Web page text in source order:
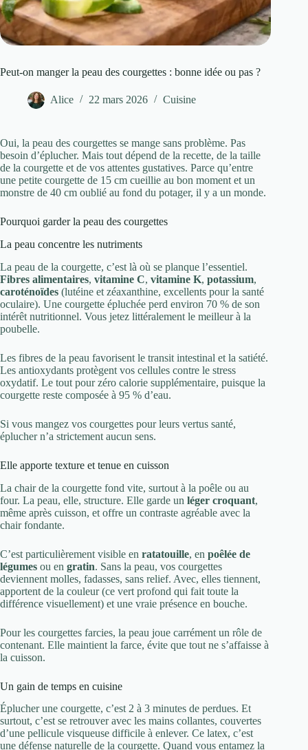
Peut-on manger la peau des courgettes : bonne idée ou pas ?
Alice 22 mars 2026 Cuisine
Oui, la peau des courgettes se mange sans problème. Pas
besoin d’éplucher. Mais tout dépend de la recette, de la taille
de la courgette et de vos attentes gustatives. Parce qu’entre
une petite courgette de 15 cm cueillie au bon moment et un
monstre de 40 cm oublié au fond du potager, il y a un monde.
Pourquoi garder la peau des courgettes
La peau concentre les nutriments
La peau de la courgette, c’est là où se planque l’essentiel.
Fibres alimentaires, vitamine C, vitamine K, potassium,
caroténoïdes (lutéine et zéaxanthine, excellents pour la santé
oculaire). Une courgette épluchée perd environ 70 % de son
intérêt nutritionnel. Vous jetez littéralement le meilleur à la
poubelle.
Les fibres de la peau favorisent le transit intestinal et la satiété.
Les antioxydants protègent vos cellules contre le stress
oxydatif. Le tout pour zéro calorie supplémentaire, puisque la
courgette reste composée à 95 % d’eau.
Si vous mangez vos courgettes pour leurs vertus santé,
éplucher n’a strictement aucun sens.
Elle apporte texture et tenue en cuisson
La chair de la courgette fond vite, surtout à la poêle ou au
four. La peau, elle, structure. Elle garde un léger croquant,
même après cuisson, et offre un contraste agréable avec la
chair fondante.
C’est particulièrement visible en ratatouille, en poêlée de
légumes ou en gratin. Sans la peau, vos courgettes
deviennent molles, fadasses, sans relief. Avec, elles tiennent,
apportent de la couleur (ce vert profond qui fait toute la
différence visuellement) et une vraie présence en bouche.
Pour les courgettes farcies, la peau joue carrément un rôle de
contenant. Elle maintient la farce, évite que tout ne s’affaisse à
la cuisson.
Un gain de temps en cuisine
Éplucher une courgette, c’est 2 à 3 minutes de perdues. Et
surtout, c’est se retrouver avec les mains collantes, couvertes
d’une pellicule visqueuse difficile à enlever. Ce latex, c’est
une défense naturelle de la courgette. Quand vous entamez la